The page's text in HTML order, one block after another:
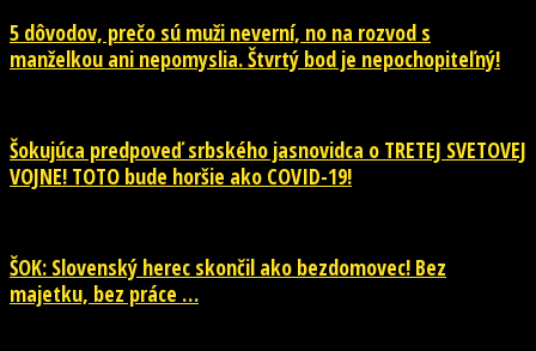
5 dôvodov, prečo sú muži neverní, no na rozvod s
manželkou ani nepomyslia. Štvrtý bod je nepochopiteľný!
Šokujúca predpoveď srbského jasnovidca o TRETEJ SVETOVEJ
VOJNE! TOTO bude horšie ako COVID-19!
ŠOK: Slovenský herec skončil ako bezdomovec! Bez
majetku, bez práce …